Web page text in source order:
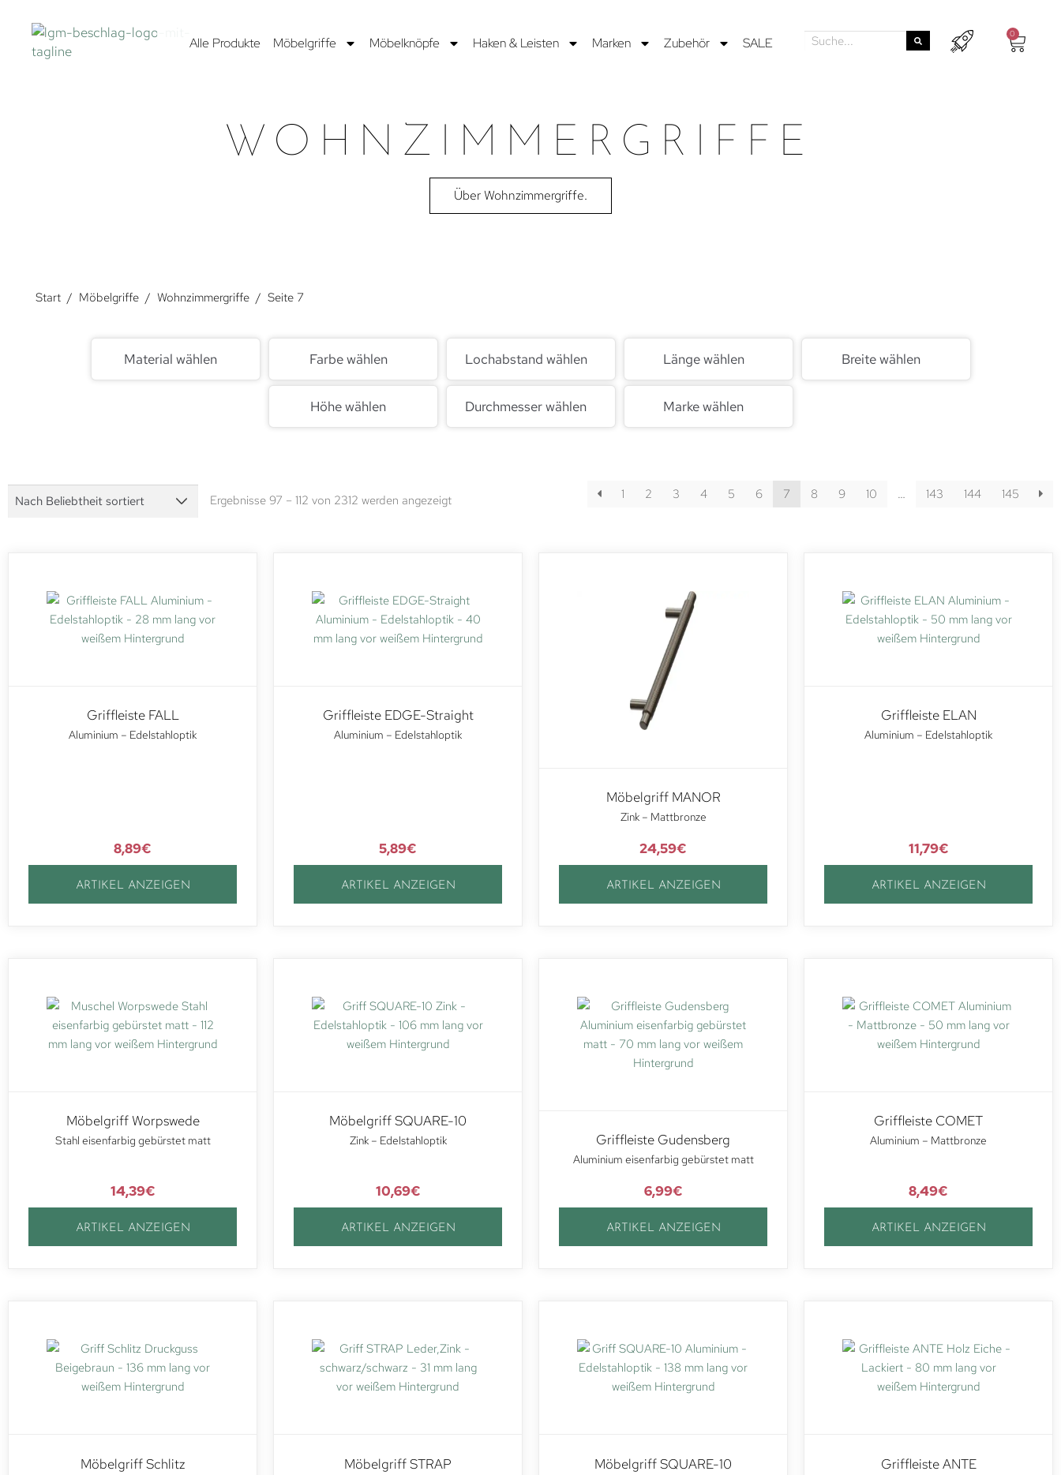
Alle Produkte Möbelgriffe Möbelknöpfe Haken & Leisten Marken Zubehör SALE
0
WOHNZIMMERGRIFFE
Über Wohnzimmergriffe.
Start / Möbelgriffe / Wohnzimmergriffe / Seite 7
Material wählen Farbe wählen Lochabstand wählen Länge wählen Breite wählen
Höhe wählen Durchmesser wählen Marke wählen
Ergebnisse 97 – 112 von 2312 werden angezeigt 1 2 3 4 5 6 7 8 9 10 … 143 144 145
Griffleiste FALL
Aluminium – Edelstahloptik
8,89€
ARTIKEL ANZEIGEN
Griffleiste EDGE-Straight
Aluminium – Edelstahloptik
5,89€
ARTIKEL ANZEIGEN
Möbelgriff MANOR
Zink – Mattbronze
24,59€
ARTIKEL ANZEIGEN
Griffleiste ELAN
Aluminium – Edelstahloptik
11,79€
ARTIKEL ANZEIGEN
Möbelgriff Worpswede
Stahl eisenfarbig gebürstet matt
14,39€
ARTIKEL ANZEIGEN
Möbelgriff SQUARE-10
Zink – Edelstahloptik
10,69€
ARTIKEL ANZEIGEN
Griffleiste Gudensberg
Aluminium eisenfarbig gebürstet matt
6,99€
ARTIKEL ANZEIGEN
Griffleiste COMET
Aluminium – Mattbronze
8,49€
ARTIKEL ANZEIGEN
Möbelgriff Schlitz Möbelgriff STRAP Möbelgriff SQUARE-10 Griffleiste ANTE